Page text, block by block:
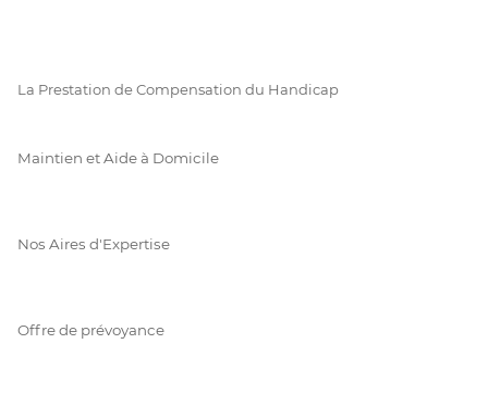
La Prestation de Compensation du Handicap
Maintien et Aide à Domicile
Nos Aires d'Expertise
Offre de prévoyance